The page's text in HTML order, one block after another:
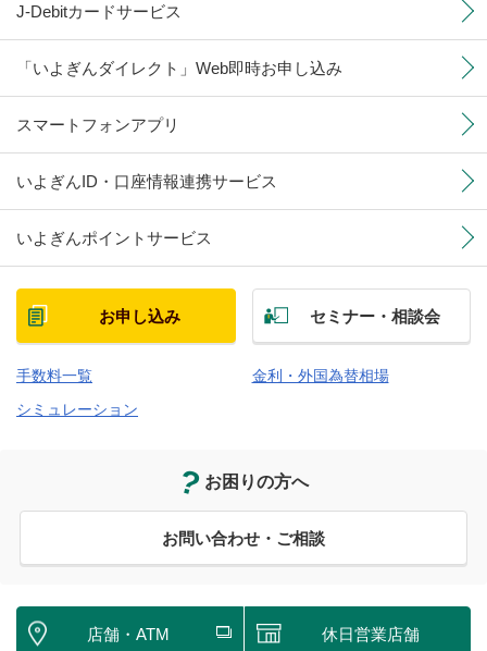
J-Debitカードサービス
「いよぎんダイレクト」Web即時お申し込み
スマートフォンアプリ
いよぎんID・口座情報連携サービス
いよぎんポイントサービス
お申し込み セミナー・相談会
手数料一覧
金利・外国為替相場
シミュレーション
お困りの方へ
お問い合わせ・ご相談
店舗・ATM 休日営業店舗